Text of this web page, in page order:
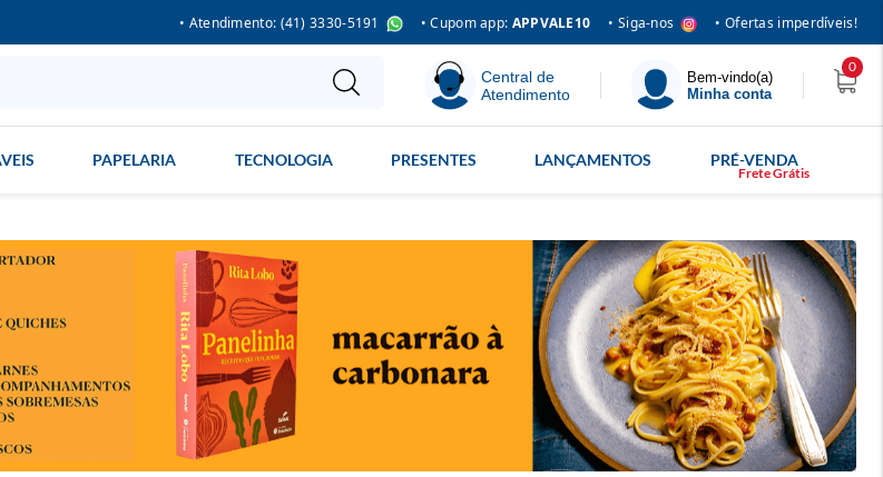
• Atendimento: (41) 3330-5191 • Cupom app: APPVALE10 • Siga-nos • Ofertas imperdíveis!
Central de
Atendimento
Bem-vindo(a)
Minha conta
0
PAPELARIA TECNOLOGIA PRESENTES LANÇAMENTOS PRÉ-VENDA